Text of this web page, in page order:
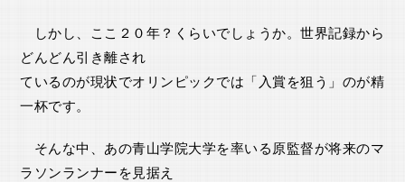
しかし、ここ２０年？くらいでしょうか。世界記録から
どんどん引き離され
ているのが現状でオリンピックでは「入賞を狙う」のが精
一杯です。
そんな中、あの青山学院大学を率いる原監督が将来のマ
ラソンランナーを見据え